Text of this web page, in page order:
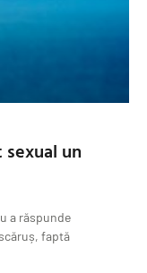
sexual un
a răspunde
faptă